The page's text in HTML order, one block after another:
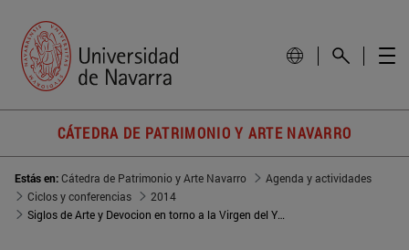
CÁTEDRA DE PATRIMONIO Y ARTE NAVARRO
Estás en:Cátedra de Patrimonio y Arte Navarro
Agenda y actividades
Ciclos y conferencias
2014
Siglos de Arte y Devocion en torno a la Virgen del Yugo